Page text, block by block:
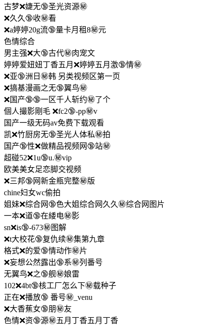
古梦❌婕无🔞圣光资源㊙️
❌久久🔞收㊙️看
❌a婷婷20g流🔞量卡月租8㊙️元
色情综合
男主强❌大🔞古代㊙️肉宠文
婷婷爱妞妞丁香五月❌婷婷五月激🔞情㊙️
❌亚🔞洲日㊙️韩 另类视频区第一页
❌搞基漫画之无🔞翼鸟㊙️
❌国产🔞🔞一区千人斩约㊙️了个
個人撮影剛毛 ❌fc2🔞-pp㊙️v
国产一级无码av免费下载观看
凯❌竹厨房无🔞圣光人体私㊙️拍
国产🔞性❌做精品视频网🔞站㊙️
超碰52❌1u🔞u.㊙️vip
欧美美女足恋脚交视频
❌三邦🔞网新金瓶完整㊙️版
chine妇女wc偷拍
姐妹❌综合网🔞色大姐综合网久久㊙️综合网图片
一本❌道🔞在緌电㊙️影
sn❌is🔞-673㊙️图解
❌t大校花🔞复仇续㊙️集第九章
格式❌的爱🔞情动作㊙️片
❌妄想公然露出🔞系㊙️列番号
无翼鸟❌之🔞舰㊙️娘雷
102❌4bt🔞核工厂怎么下㊙️载种子
正在❌播放🔞 番号㊙️_venu
❌大香蕉女🔞朋㊙️友
色情❌资🔞源㊙️五月丁香五月丁香